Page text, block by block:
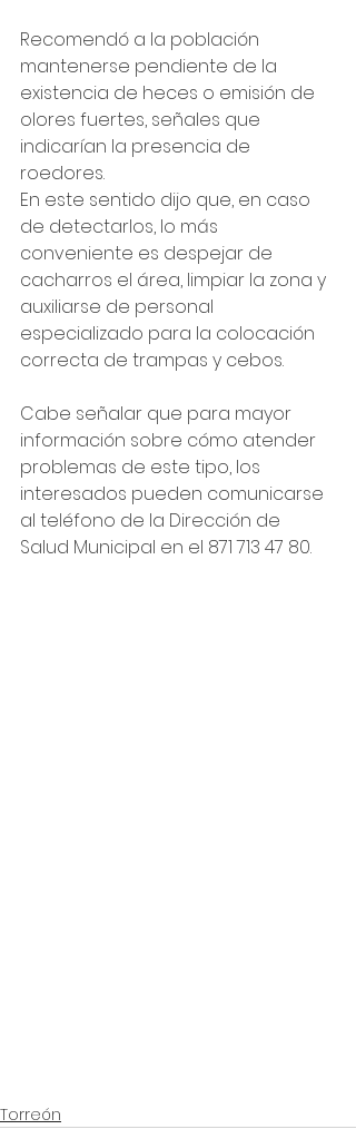
Recomendó a la población
mantenerse pendiente de la
existencia de heces o emisión de
olores fuertes, señales que
indicarían la presencia de
roedores.
En este sentido dijo que, en caso
de detectarlos, lo más
conveniente es despejar de
cacharros el área, limpiar la zona y
auxiliarse de personal
especializado para la colocación
correcta de trampas y cebos.
Cabe señalar que para mayor
información sobre cómo atender
problemas de este tipo, los
interesados pueden comunicarse
al teléfono de la Dirección de
Salud Municipal en el 871 713 47 80.
Torreón